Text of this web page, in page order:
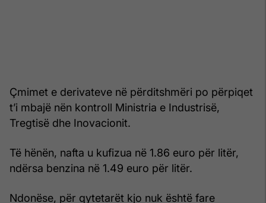
Çmimet e derivateve në përditshmëri po përpiqet
t’i mbajë nën kontroll Ministria e Industrisë,
Tregtisë dhe Inovacionit.
Të hënën, nafta u kufizua në 1.86 euro për litër,
ndërsa benzina në 1.49 euro për litër.
Ndonëse, për qytetarët kjo nuk është fare